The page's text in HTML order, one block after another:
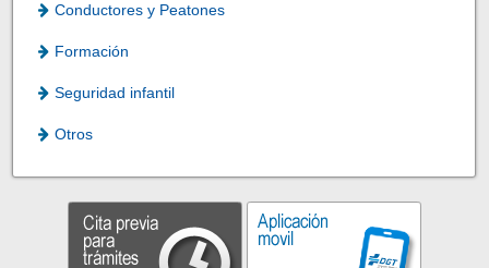
Conductores y Peatones
Formación
Seguridad infantil
Otros